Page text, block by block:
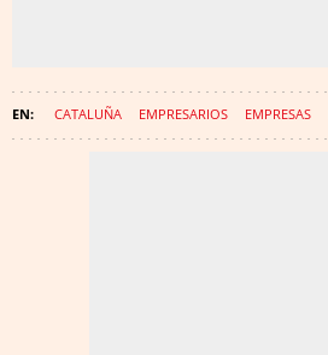
CATALUÑA EMPRESARIOS EMPRESAS